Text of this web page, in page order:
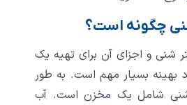
چگونه است؟
شنی و اجزای آن برای تهیه یک
بهینه بسیار مهم است. به طور
شنی شامل یک مخزن است. آب